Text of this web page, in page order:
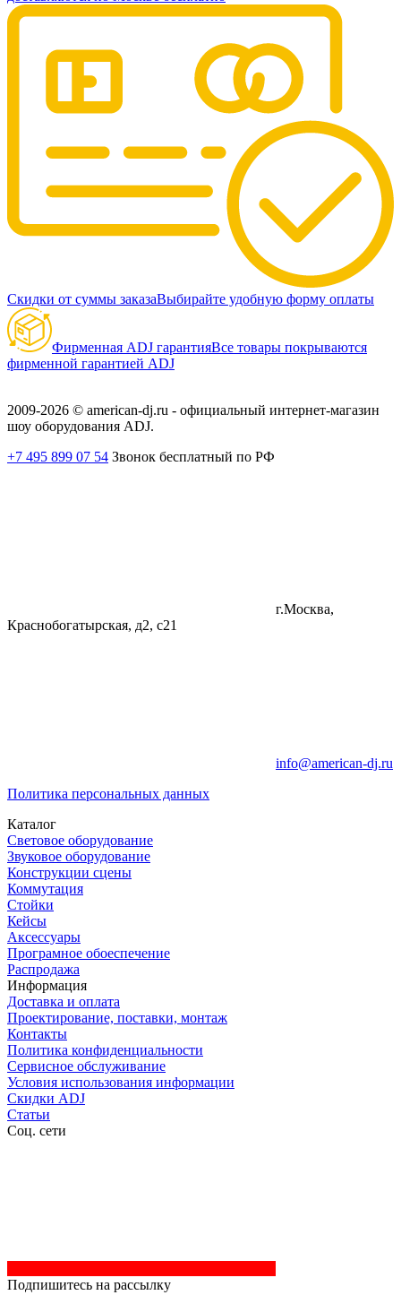
Скидки от суммы заказаВыбирайте удобную форму оплаты
Фирменная ADJ гарантияВсе товары покрываются
фирменной гарантией ADJ
2009-2026 © american-dj.ru - официальный интернет-магазин
шоу оборудования ADJ.
+7 495 899 07 54 Звонок бесплатный по РФ
г.Москва,
Краснобогатырская, д2, с21
info@american-dj.ru
Политика персональных данных
Каталог
Световое оборудование
Звуковое оборудование
Конструкции сцены
Коммутация
Стойки
Кейсы
Аксессуары
Програмное обоеспечение
Распродажа
Информация
Доставка и оплата
Проектирование, поставки, монтаж
Контакты
Политика конфиденциальности
Сервисное обслуживание
Условия использования информации
Скидки ADJ
Статьи
Соц. сети
Подпишитесь на рассылку